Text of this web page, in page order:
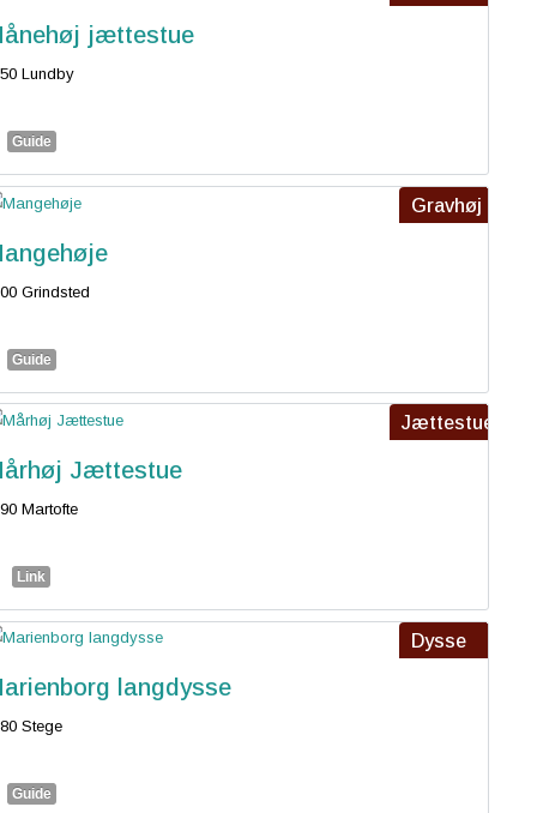
jættestue
Lundby
Guide
Gravhøj
Grindsted
Guide
Jættestue
Jættestue
Martofte
Link
Dysse
langdysse
Stege
Guide